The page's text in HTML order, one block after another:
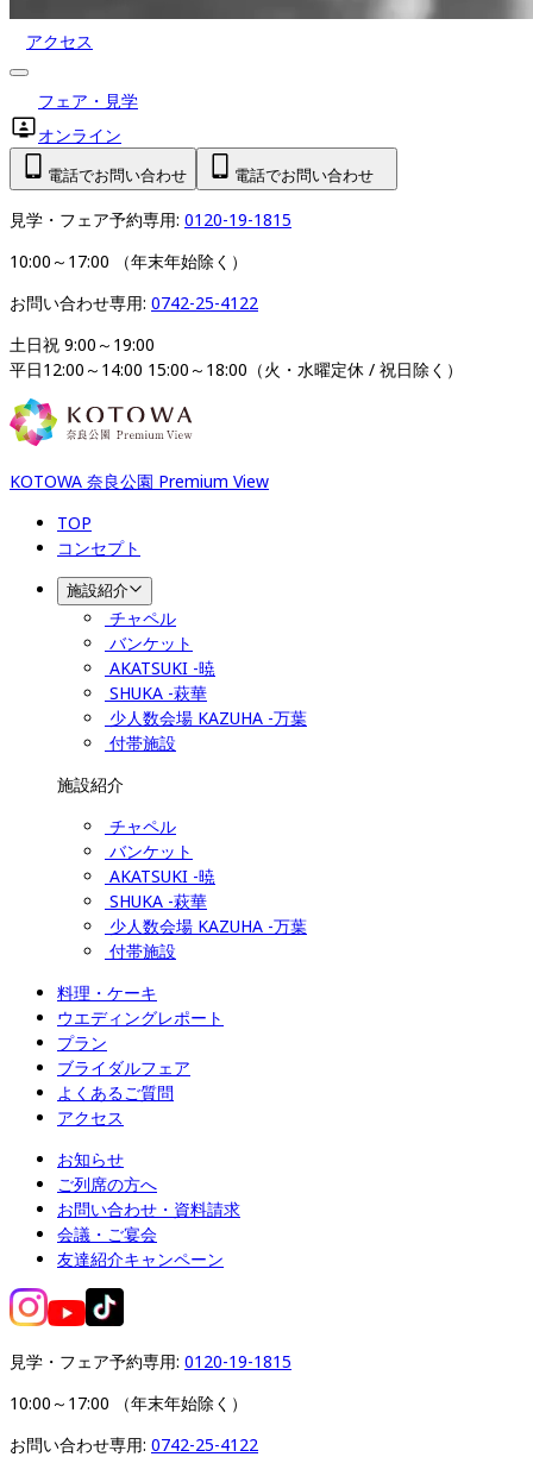
アクセス
フェア・見学
オンライン
電話でお問い合わせ 電話でお問い合わせ
見学・フェア予約専用: 0120-19-1815
10:00～17:00 （年末年始除く）
お問い合わせ専用: 0742-25-4122
土日祝 9:00～19:00
平日12:00～14:00 15:00～18:00（火・水曜定休 / 祝日除く）
KOTOWA 奈良公園 Premium View
TOP
コンセプト
施設紹介
チャペル
バンケット
AKATSUKI -暁
SHUKA -萩華
少人数会場 KAZUHA -万葉
付帯施設
施設紹介
チャペル
バンケット
AKATSUKI -暁
SHUKA -萩華
少人数会場 KAZUHA -万葉
付帯施設
料理・ケーキ
ウエディングレポート
プラン
ブライダルフェア
よくあるご質問
アクセス
お知らせ
ご列席の方へ
お問い合わせ・資料請求
会議・ご宴会
友達紹介キャンペーン
見学・フェア予約専用: 0120-19-1815
10:00～17:00 （年末年始除く）
お問い合わせ専用: 0742-25-4122